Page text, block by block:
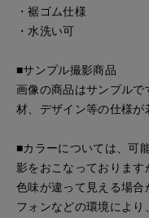
・裾ゴム仕様
・水洗い可
■サンプル撮影商品
画像の商品はサンプル
材、デザイン等の仕様が
■カラーについては、可
影をおこなっておりま
色味が違って見える場合
フォンなどの環境によ